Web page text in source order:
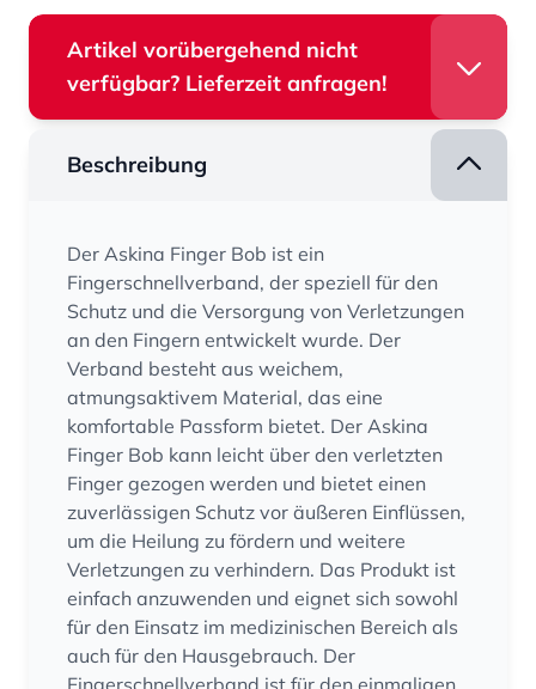
Artikel vorübergehend nicht
verfügbar? Lieferzeit anfragen!
Beschreibung
Der Askina Finger Bob ist ein
Fingerschnellverband, der speziell für den
Schutz und die Versorgung von Verletzungen
an den Fingern entwickelt wurde. Der
Verband besteht aus weichem,
atmungsaktivem Material, das eine
komfortable Passform bietet. Der Askina
Finger Bob kann leicht über den verletzten
Finger gezogen werden und bietet einen
zuverlässigen Schutz vor äußeren Einflüssen,
um die Heilung zu fördern und weitere
Verletzungen zu verhindern. Das Produkt ist
einfach anzuwenden und eignet sich sowohl
für den Einsatz im medizinischen Bereich als
auch für den Hausgebrauch. Der
Fingerschnellverband ist für den einmaligen